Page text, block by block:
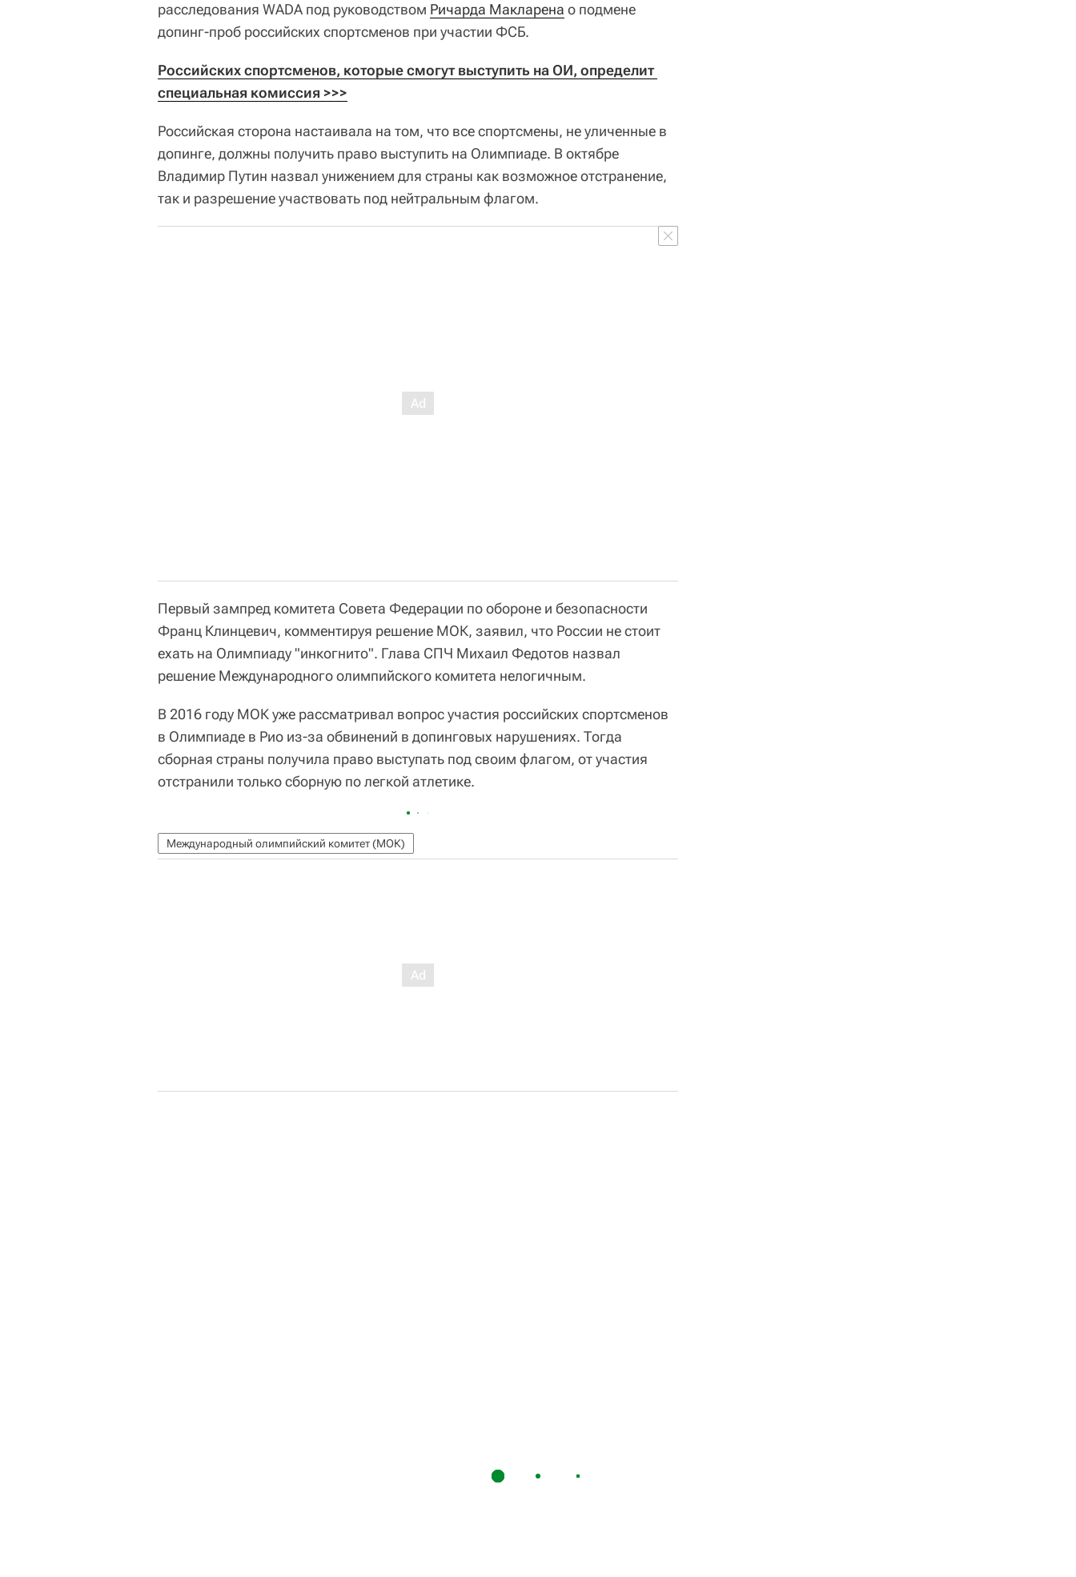
расследования WADA под руководством Ричарда Макларена о подмене
допинг-проб российских спортсменов при участии ФСБ.
Российских спортсменов, которые смогут выступить на ОИ, определит
специальная комиссия >>>
Российская сторона настаивала на том, что все спортсмены, не уличенные в
допинге, должны получить право выступить на Олимпиаде. В октябре
Владимир Путин назвал унижением для страны как возможное отстранение,
так и разрешение участвовать под нейтральным флагом.
Первый зампред комитета Совета Федерации по обороне и безопасности
Франц Клинцевич, комментируя решение МОК, заявил, что России не стоит
ехать на Олимпиаду "инкогнито". Глава СПЧ Михаил Федотов назвал
решение Международного олимпийского комитета нелогичным.
В 2016 году МОК уже рассматривал вопрос участия российских спортсменов
в Олимпиаде в Рио из-за обвинений в допинговых нарушениях. Тогда
сборная страны получила право выступать под своим флагом, от участия
отстранили только сборную по легкой атлетике.
Международный олимпийский комитет (МОК)